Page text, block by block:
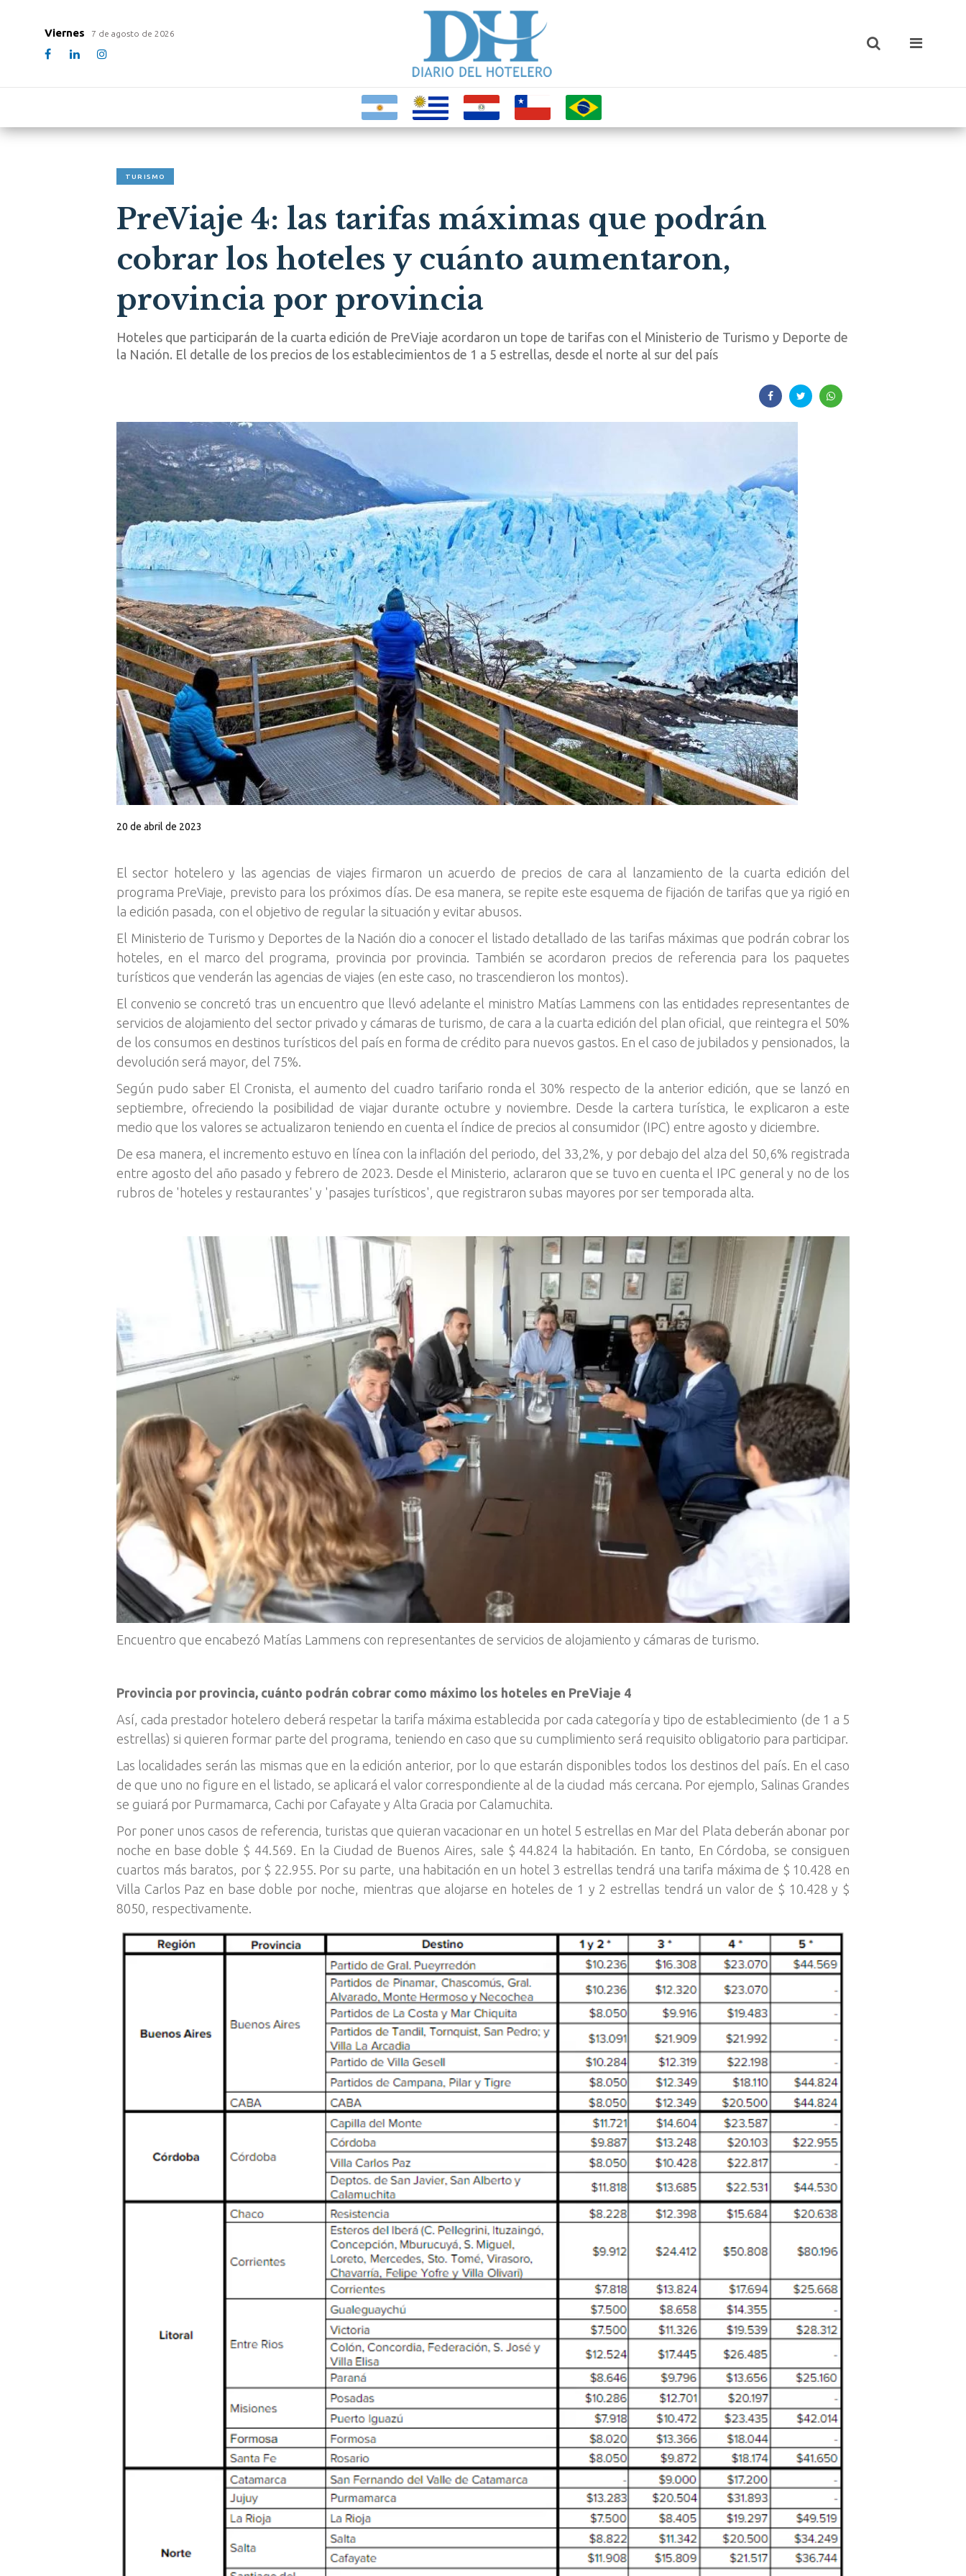
Viernes 7 de agosto de 2026
TURISMO
PreViaje 4: las tarifas máximas que podrán
cobrar los hoteles y cuánto aumentaron,
provincia por provincia
Hoteles que participarán de la cuarta edición de PreViaje acordaron un tope de tarifas con el Ministerio de Turismo y Deporte de
la Nación. El detalle de los precios de los establecimientos de 1 a 5 estrellas, desde el norte al sur del país
20 de abril de 2023
El sector hotelero y las agencias de viajes firmaron un acuerdo de precios de cara al lanzamiento de la cuarta edición del
programa PreViaje, previsto para los próximos días. De esa manera, se repite este esquema de fijación de tarifas que ya rigió en
la edición pasada, con el objetivo de regular la situación y evitar abusos.
El Ministerio de Turismo y Deportes de la Nación dio a conocer el listado detallado de las tarifas máximas que podrán cobrar los
hoteles, en el marco del programa, provincia por provincia. También se acordaron precios de referencia para los paquetes
turísticos que venderán las agencias de viajes (en este caso, no trascendieron los montos).
El convenio se concretó tras un encuentro que llevó adelante el ministro Matías Lammens con las entidades representantes de
servicios de alojamiento del sector privado y cámaras de turismo, de cara a la cuarta edición del plan oficial, que reintegra el 50%
de los consumos en destinos turísticos del país en forma de crédito para nuevos gastos. En el caso de jubilados y pensionados, la
devolución será mayor, del 75%.
Según pudo saber El Cronista, el aumento del cuadro tarifario ronda el 30% respecto de la anterior edición, que se lanzó en
septiembre, ofreciendo la posibilidad de viajar durante octubre y noviembre. Desde la cartera turística, le explicaron a este
medio que los valores se actualizaron teniendo en cuenta el índice de precios al consumidor (IPC) entre agosto y diciembre.
De esa manera, el incremento estuvo en línea con la inflación del periodo, del 33,2%, y por debajo del alza del 50,6% registrada
entre agosto del año pasado y febrero de 2023. Desde el Ministerio, aclararon que se tuvo en cuenta el IPC general y no de los
rubros de 'hoteles y restaurantes' y 'pasajes turísticos', que registraron subas mayores por ser temporada alta.
Encuentro que encabezó Matías Lammens con representantes de servicios de alojamiento y cámaras de turismo.
Provincia por provincia, cuánto podrán cobrar como máximo los hoteles en PreViaje 4
Así, cada prestador hotelero deberá respetar la tarifa máxima establecida por cada categoría y tipo de establecimiento (de 1 a 5
estrellas) si quieren formar parte del programa, teniendo en caso que su cumplimiento será requisito obligatorio para participar.
Las localidades serán las mismas que en la edición anterior, por lo que estarán disponibles todos los destinos del país. En el caso
de que uno no figure en el listado, se aplicará el valor correspondiente al de la ciudad más cercana. Por ejemplo, Salinas Grandes
se guiará por Purmamarca, Cachi por Cafayate y Alta Gracia por Calamuchita.
Por poner unos casos de referencia, turistas que quieran vacacionar en un hotel 5 estrellas en Mar del Plata deberán abonar por
noche en base doble $ 44.569. En la Ciudad de Buenos Aires, sale $ 44.824 la habitación. En tanto, En Córdoba, se consiguen
cuartos más baratos, por $ 22.955. Por su parte, una habitación en un hotel 3 estrellas tendrá una tarifa máxima de $ 10.428 en
Villa Carlos Paz en base doble por noche, mientras que alojarse en hoteles de 1 y 2 estrellas tendrá un valor de $ 10.428 y $
8050, respectivamente.